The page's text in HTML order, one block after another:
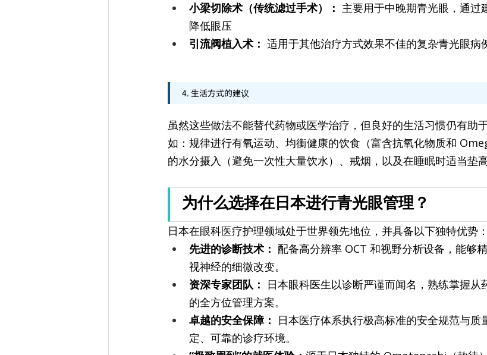
小梁切除术（传统滤过手术）： 主要用于中晚期青光眼，通过
降低眼压
引流阀植入术： 适用于其他治疗方式效果不佳的复杂青光眼病
4. 生活方式的建议
虽然这些做法不能替代药物或医学治疗，但良好的生活习惯仍有助
如：规律进行有氧运动、均衡健康的饮食（富含抗氧化物质和
的水分摄入（避免一次性大量饮水）、戒烟，以及在睡眠时适当垫高
为什么选择在日本进行青光眼管理？
日本在眼科医疗护理领域处于世界领先地位，并具备以下独特优势：
先进的诊断技术： 配备高分辨率 OCT 和视野分析设备，能够
视神经的细微改变。
资深专家团队： 日本眼科医生以诊断严谨而闻名，熟练掌握从
的全方位管理方案。
卓越的安全保障： 日本医疗体系执行极高标准的安全规范与质
定、可靠的诊疗环境。